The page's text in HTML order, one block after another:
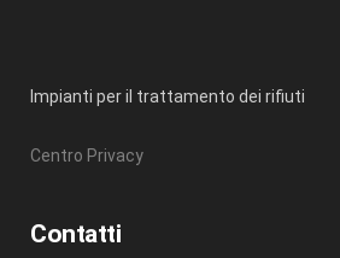
Impianti per il trattamento dei rifiuti
Centro Privacy
Contatti